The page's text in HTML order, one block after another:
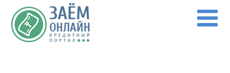
Перейти к основному содержанию